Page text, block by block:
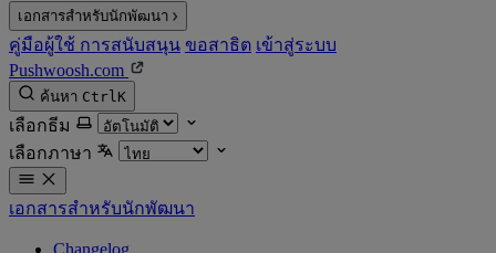
เอกสารสำหรับนักพัฒนา
คู่มือผู้ใช้ การสนับสนุน ขอสาธิต เข้าสู่ระบบ
Pushwoosh.com
ค้นหา CtrlK
เลือกธีม
เลือกภาษา
เอกสารสำหรับนักพัฒนา
Changelog